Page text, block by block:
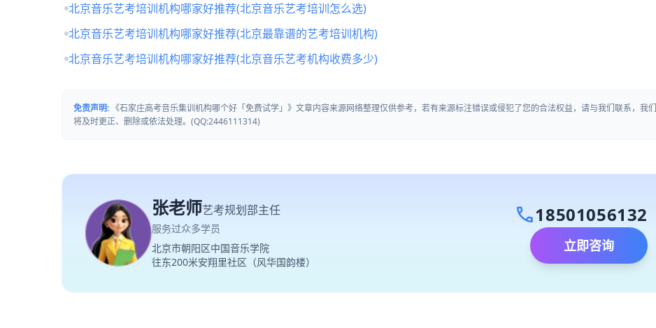
北京音乐艺考培训机构哪家好推荐(北京音乐艺考培训怎么选)
北京音乐艺考培训机构哪家好推荐(北京最靠谱的艺考培训机构)
北京音乐艺考培训机构哪家好推荐(北京音乐艺考机构收费多少)
免责声明: 《石家庄高考音乐集训机构哪个好「免费试学」》文章内容来源网络整理仅供参考，若有来源标注错误或侵犯了您的合法权益，请与我们联系，我们
将及时更正、删除或依法处理。(QQ:2446111314)
张老师艺考规划部主任
服务过众多学员
北京市朝阳区中国音乐学院
往东200米安翔里社区（风华国韵楼）
call18501056132
立即咨询